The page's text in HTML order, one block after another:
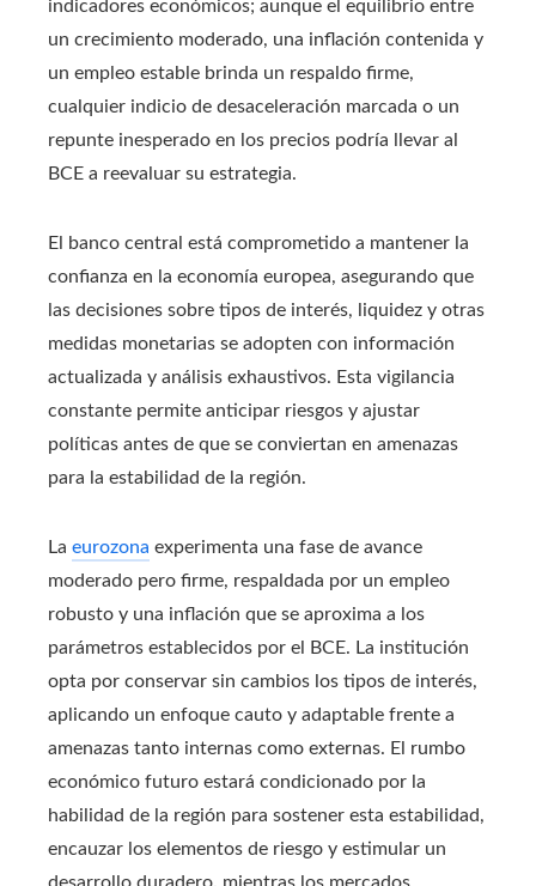
indicadores económicos; aunque el equilibrio entre
un crecimiento moderado, una inflación contenida y
un empleo estable brinda un respaldo firme,
cualquier indicio de desaceleración marcada o un
repunte inesperado en los precios podría llevar al
BCE a reevaluar su estrategia.
El banco central está comprometido a mantener la
confianza en la economía europea, asegurando que
las decisiones sobre tipos de interés, liquidez y otras
medidas monetarias se adopten con información
actualizada y análisis exhaustivos. Esta vigilancia
constante permite anticipar riesgos y ajustar
políticas antes de que se conviertan en amenazas
para la estabilidad de la región.
La eurozona experimenta una fase de avance
moderado pero firme, respaldada por un empleo
robusto y una inflación que se aproxima a los
parámetros establecidos por el BCE. La institución
opta por conservar sin cambios los tipos de interés,
aplicando un enfoque cauto y adaptable frente a
amenazas tanto internas como externas. El rumbo
económico futuro estará condicionado por la
habilidad de la región para sostener esta estabilidad,
encauzar los elementos de riesgo y estimular un